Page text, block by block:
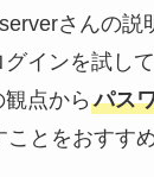
さんの説
インを試して
点から パス
とをおすす